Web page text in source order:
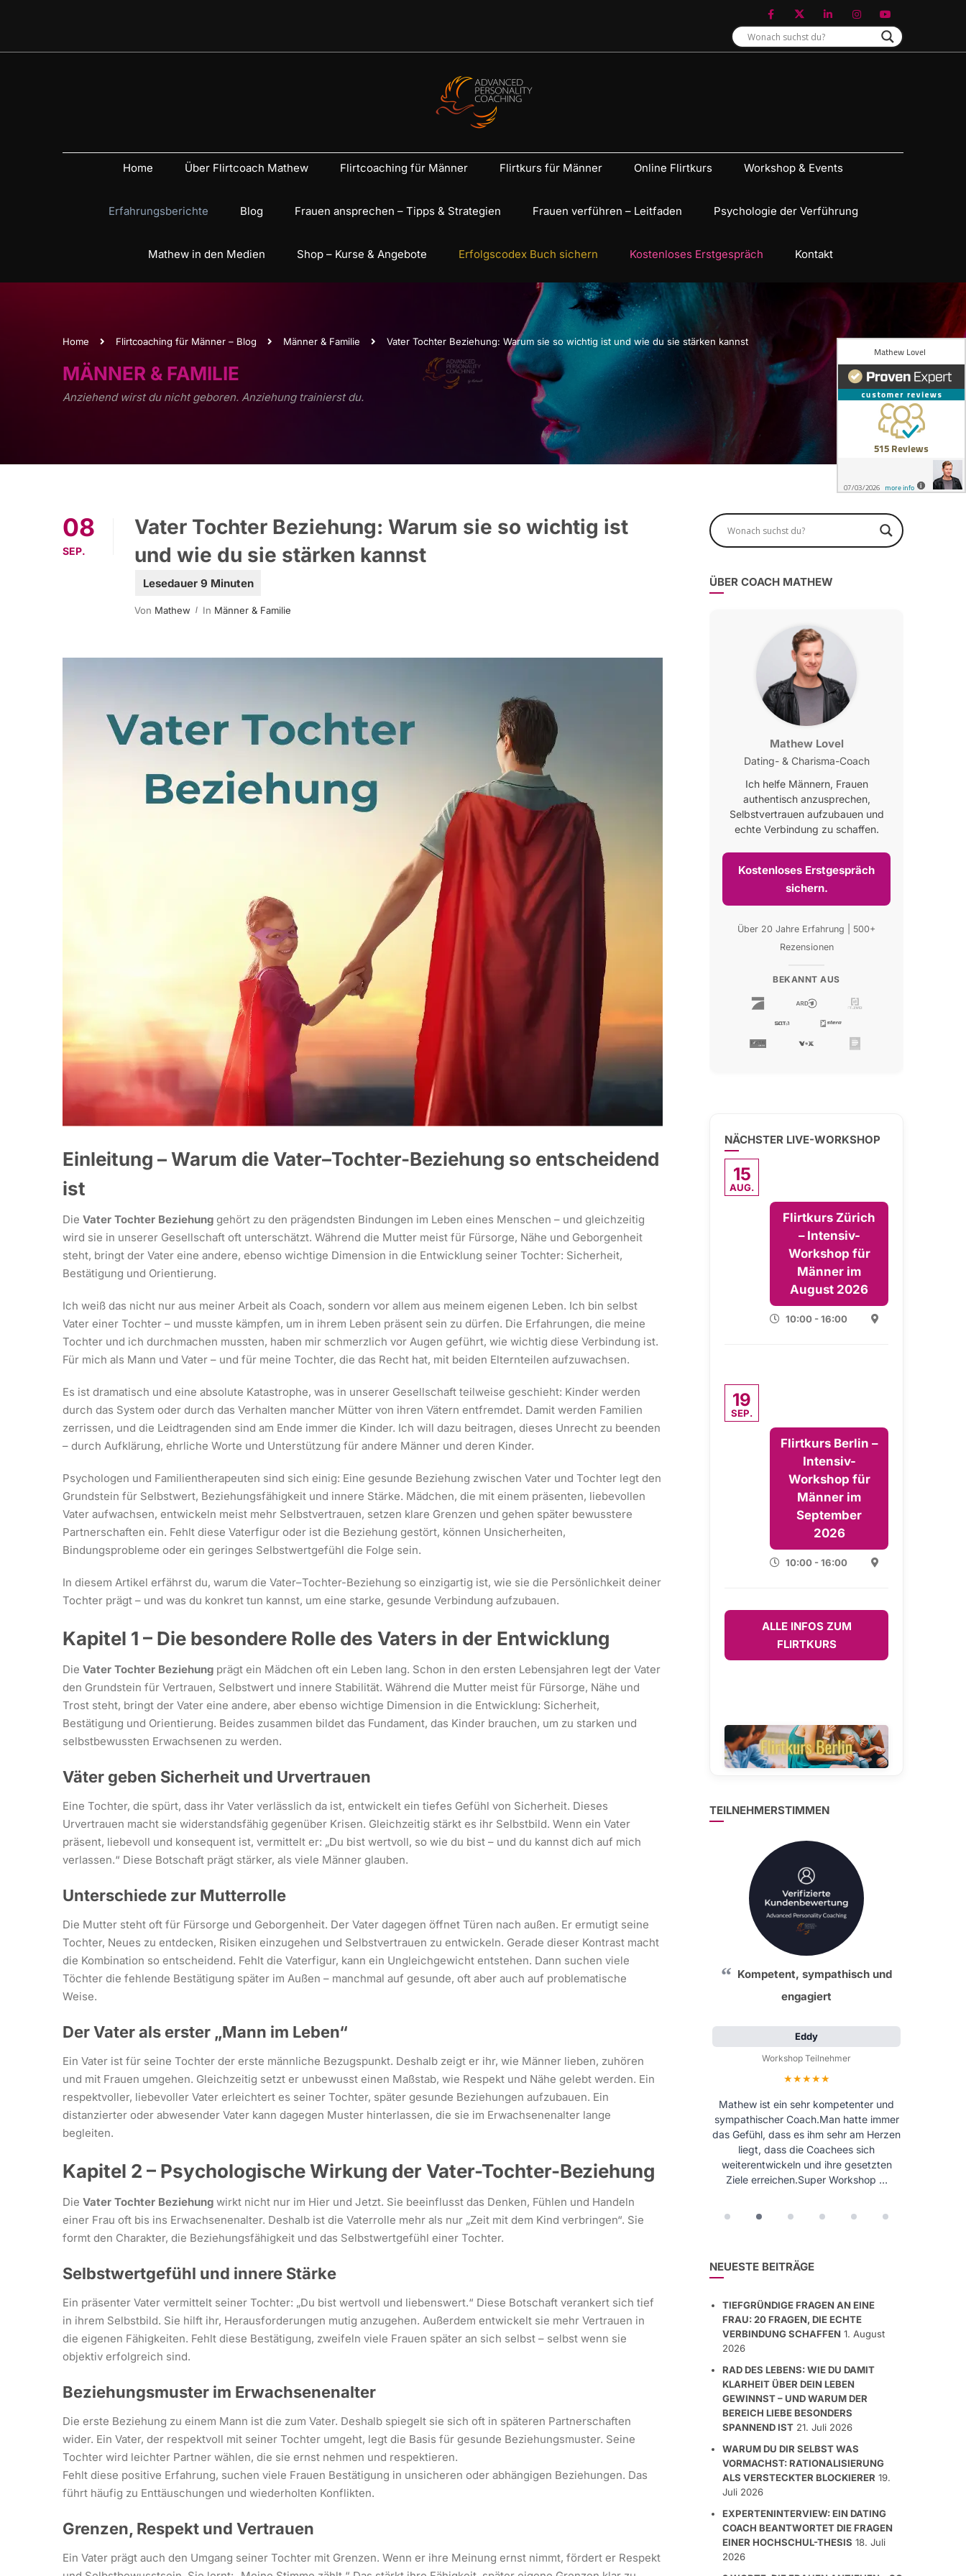
Home Über Flirtcoach Mathew Flirtcoaching für Männer Flirtkurs für Männer Online Flirtkurs Workshop & Events
Erfahrungsberichte Blog Frauen ansprechen – Tipps & Strategien Frauen verführen – Leitfaden Psychologie der Verführung
Mathew in den Medien Shop – Kurse & Angebote Erfolgscodex Buch sichern Kostenloses Erstgespräch Kontakt
Home Flirtcoaching für Männer – Blog Männer & Familie Vater Tochter Beziehung: Warum sie so wichtig ist und wie du sie stärken kannst
MÄNNER & FAMILIE
Anziehend wirst du nicht geboren. Anziehung trainierst du.
08
SEP.
Vater Tochter Beziehung: Warum sie so wichtig ist
und wie du sie stärken kannst
Von Mathew In Männer & Familie
Einleitung – Warum die Vater–Tochter-Beziehung so entscheidend
ist
Die Vater Tochter Beziehung gehört zu den prägendsten Bindungen im Leben eines Menschen – und gleichzeitig
wird sie in unserer Gesellschaft oft unterschätzt. Während die Mutter meist für Fürsorge, Nähe und Geborgenheit
steht, bringt der Vater eine andere, ebenso wichtige Dimension in die Entwicklung seiner Tochter: Sicherheit,
Bestätigung und Orientierung.
Ich weiß das nicht nur aus meiner Arbeit als Coach, sondern vor allem aus meinem eigenen Leben. Ich bin selbst
Vater einer Tochter – und musste kämpfen, um in ihrem Leben präsent sein zu dürfen. Die Erfahrungen, die meine
Tochter und ich durchmachen mussten, haben mir schmerzlich vor Augen geführt, wie wichtig diese Verbindung ist.
Für mich als Mann und Vater – und für meine Tochter, die das Recht hat, mit beiden Elternteilen aufzuwachsen.
Es ist dramatisch und eine absolute Katastrophe, was in unserer Gesellschaft teilweise geschieht: Kinder werden
durch das System oder durch das Verhalten mancher Mütter von ihren Vätern entfremdet. Damit werden Familien
zerrissen, und die Leidtragenden sind am Ende immer die Kinder. Ich will dazu beitragen, dieses Unrecht zu beenden
– durch Aufklärung, ehrliche Worte und Unterstützung für andere Männer und deren Kinder.
Psychologen und Familientherapeuten sind sich einig: Eine gesunde Beziehung zwischen Vater und Tochter legt den
Grundstein für Selbstwert, Beziehungsfähigkeit und innere Stärke. Mädchen, die mit einem präsenten, liebevollen
Vater aufwachsen, entwickeln meist mehr Selbstvertrauen, setzen klare Grenzen und gehen später bewusstere
Partnerschaften ein. Fehlt diese Vaterfigur oder ist die Beziehung gestört, können Unsicherheiten,
Bindungsprobleme oder ein geringes Selbstwertgefühl die Folge sein.
In diesem Artikel erfährst du, warum die Vater–Tochter-Beziehung so einzigartig ist, wie sie die Persönlichkeit deiner
Tochter prägt – und was du konkret tun kannst, um eine starke, gesunde Verbindung aufzubauen.
Kapitel 1 – Die besondere Rolle des Vaters in der Entwicklung
Die Vater Tochter Beziehung prägt ein Mädchen oft ein Leben lang. Schon in den ersten Lebensjahren legt der Vater
den Grundstein für Vertrauen, Selbstwert und innere Stabilität. Während die Mutter meist für Fürsorge, Nähe und
Trost steht, bringt der Vater eine andere, aber ebenso wichtige Dimension in die Entwicklung: Sicherheit,
Bestätigung und Orientierung. Beides zusammen bildet das Fundament, das Kinder brauchen, um zu starken und
selbstbewussten Erwachsenen zu werden.
Väter geben Sicherheit und Urvertrauen
Eine Tochter, die spürt, dass ihr Vater verlässlich da ist, entwickelt ein tiefes Gefühl von Sicherheit. Dieses
Urvertrauen macht sie widerstandsfähig gegenüber Krisen. Gleichzeitig stärkt es ihr Selbstbild. Wenn ein Vater
präsent, liebevoll und konsequent ist, vermittelt er: „Du bist wertvoll, so wie du bist – und du kannst dich auf mich
verlassen.“ Diese Botschaft prägt stärker, als viele Männer glauben.
Unterschiede zur Mutterrolle
Die Mutter steht oft für Fürsorge und Geborgenheit. Der Vater dagegen öffnet Türen nach außen. Er ermutigt seine
Tochter, Neues zu entdecken, Risiken einzugehen und Selbstvertrauen zu entwickeln. Gerade dieser Kontrast macht
die Kombination so entscheidend. Fehlt die Vaterfigur, kann ein Ungleichgewicht entstehen. Dann suchen viele
Töchter die fehlende Bestätigung später im Außen – manchmal auf gesunde, oft aber auch auf problematische
Weise.
Der Vater als erster „Mann im Leben“
Ein Vater ist für seine Tochter der erste männliche Bezugspunkt. Deshalb zeigt er ihr, wie Männer lieben, zuhören
und mit Frauen umgehen. Gleichzeitig setzt er unbewusst einen Maßstab, wie Respekt und Nähe gelebt werden. Ein
respektvoller, liebevoller Vater erleichtert es seiner Tochter, später gesunde Beziehungen aufzubauen. Ein
distanzierter oder abwesender Vater kann dagegen Muster hinterlassen, die sie im Erwachsenenalter lange
begleiten.
Kapitel 2 – Psychologische Wirkung der Vater-Tochter-Beziehung
Die Vater Tochter Beziehung wirkt nicht nur im Hier und Jetzt. Sie beeinflusst das Denken, Fühlen und Handeln
einer Frau oft bis ins Erwachsenenalter. Deshalb ist die Vaterrolle mehr als nur „Zeit mit dem Kind verbringen“. Sie
formt den Charakter, die Beziehungsfähigkeit und das Selbstwertgefühl einer Tochter.
Selbstwertgefühl und innere Stärke
Ein präsenter Vater vermittelt seiner Tochter: „Du bist wertvoll und liebenswert.“ Diese Botschaft verankert sich tief
in ihrem Selbstbild. Sie hilft ihr, Herausforderungen mutig anzugehen. Außerdem entwickelt sie mehr Vertrauen in
die eigenen Fähigkeiten. Fehlt diese Bestätigung, zweifeln viele Frauen später an sich selbst – selbst wenn sie
objektiv erfolgreich sind.
Beziehungsmuster im Erwachsenenalter
Die erste Beziehung zu einem Mann ist die zum Vater. Deshalb spiegelt sie sich oft in späteren Partnerschaften
wider. Ein Vater, der respektvoll mit seiner Tochter umgeht, legt die Basis für gesunde Beziehungsmuster. Seine
Tochter wird leichter Partner wählen, die sie ernst nehmen und respektieren.
Fehlt diese positive Erfahrung, suchen viele Frauen Bestätigung in unsicheren oder abhängigen Beziehungen. Das
führt häufig zu Enttäuschungen und wiederholten Konflikten.
Grenzen, Respekt und Vertrauen
Ein Vater prägt auch den Umgang seiner Tochter mit Grenzen. Wenn er ihre Meinung ernst nimmt, fördert er Respekt
ÜBER COACH MATHEW
Mathew Lovel
Dating- & Charisma-Coach
Ich helfe Männern, Frauen
authentisch anzusprechen,
Selbstvertrauen aufzubauen und
echte Verbindung zu schaffen.
Kostenloses Erstgespräch
sichern.
Über 20 Jahre Erfahrung | 500+
Rezensionen
BEKANNT AUS
NÄCHSTER LIVE-WORKSHOP
15
AUG.
Flirtkurs Zürich
– Intensiv-
Workshop für
Männer im
August 2026
10:00 - 16:00
19
SEP.
Flirtkurs Berlin –
Intensiv-
Workshop für
Männer im
September
2026
10:00 - 16:00
ALLE INFOS ZUM
FLIRTKURS
TEILNEHMERSTIMMEN
Kompetent, sympathisch und
engagiert
Eddy
Workshop Teilnehmer
Bewertung: 5 von 5 Sternen
Mathew ist ein sehr kompetenter und
sympathischer Coach.Man hatte immer
das Gefühl, dass es ihm sehr am Herzen
liegt, dass die Coachees sich
weiterentwickeln und ihre gesetzten
Ziele erreichen.Super Workshop …
NEUESTE BEITRÄGE
TIEFGRÜNDIGE FRAGEN AN EINE
FRAU: 20 FRAGEN, DIE ECHTE
VERBINDUNG SCHAFFEN 1. August
2026
RAD DES LEBENS: WIE DU DAMIT
KLARHEIT ÜBER DEIN LEBEN
GEWINNST – UND WARUM DER
BEREICH LIEBE BESONDERS
SPANNEND IST 21. Juli 2026
WARUM DU DIR SELBST WAS
VORMACHST: RATIONALISIERUNG
ALS VERSTECKTER BLOCKIERER 19.
Juli 2026
EXPERTENINTERVIEW: EIN DATING
COACH BEANTWORTET DIE FRAGEN
EINER HOCHSCHUL-THESIS 18. Juli
2026